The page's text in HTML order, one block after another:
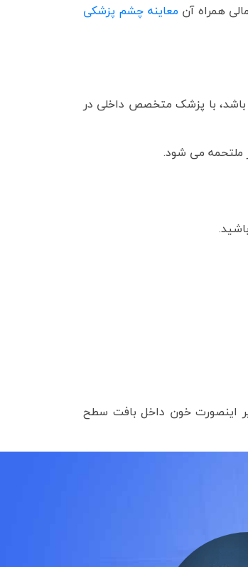
همراه آن معاینه چشم پزشکی
باشد، با پزشک متخصص داخلی در
ملتحمه می شود.
اینصورت خون داخل بافت سطح